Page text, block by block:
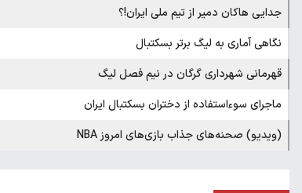
جدایی هاکان دمیر از تیم ملی ایران!؟
نگاهی آماری به لیگ برتر بسکتبال
قهرمانی شهرداری گرگان در نیم فصل لیگ
ماجرای سوء‎استفاده از دختران بسکتبال ایران
(ویدیو) صحنه‌های جذاب بازی‌های امروز NBA